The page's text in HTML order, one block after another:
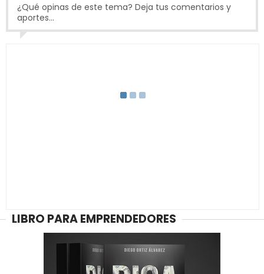
¿Qué opinas de este tema? Deja tus comentarios y
aportes...
LIBRO PARA EMPRENDEDORES